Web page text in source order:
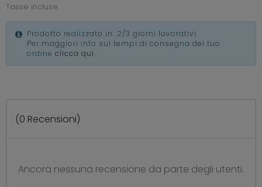
Tasse incluse
Prodotto realizzato in: 2/3 giorni lavorativi
Per maggiori info sui tempi di consegna del tuo
ordine clicca qui.
(0 Recensioni)
Ancora nessuna recensione da parte degli utenti.